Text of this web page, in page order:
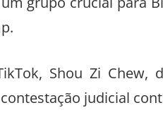
grupo crucial para
Shou Zi
judicial